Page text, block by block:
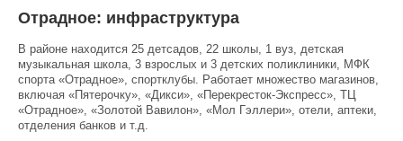
Отрадное: инфраструктура
В районе находится 25 детсадов, 22 школы, 1 вуз, детская
музыкальная школа, 3 взрослых и 3 детских поликлиники, МФК
спорта «Отрадное», спортклубы. Работает множество магазинов,
включая «Пятерочку», «Дикси», «Перекресток-Экспресс», ТЦ
«Отрадное», «Золотой Вавилон», «Мол Гэллери», отели, аптеки,
отделения банков и т.д.